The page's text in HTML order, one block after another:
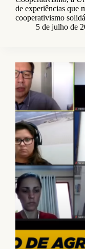
de experiências que
cooperativismo
5 de julho de